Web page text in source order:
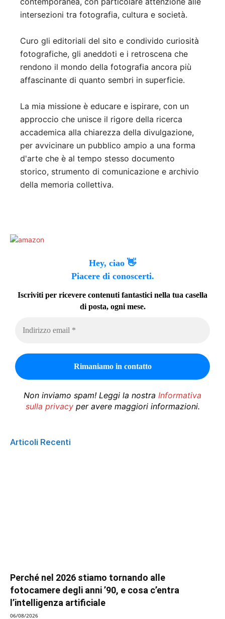
intersezioni tra fotografia, cultura e società.
Curo gli editoriali del sito e condivido curiosità
fotografiche, gli aneddoti e i retroscena che
rendono il mondo della fotografia ancora più
affascinante di quanto sembri in superficie.
La mia missione è educare e ispirare, con un
approccio che unisce il rigore della ricerca
accademica alla chiarezza della divulgazione,
per avvicinare un pubblico ampio a una forma
d'arte che è al tempo stesso documento
storico, strumento di comunicazione e archivio
della memoria collettiva.
Hey, ciao 👋
Piacere di conoscerti.
Iscriviti per ricevere contenuti fantastici nella tua casella
di posta, ogni mese.
Non inviamo spam! Leggi la nostra Informativa
sulla privacyper avere maggiori informazioni.
Articoli Recenti
Perché nel 2026 stiamo tornando alle
fotocamere degli anni ’90, e cosa c’entra
l’intelligenza artificiale
06/08/2026